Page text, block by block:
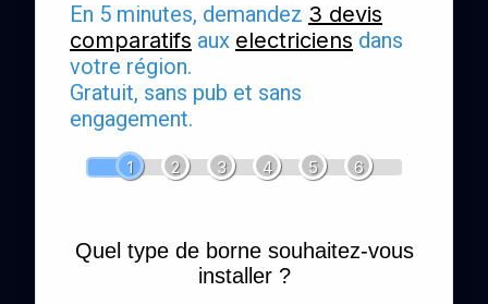
En 5 minutes, demandez 3 devis
comparatifs aux electriciens dans
votre région.
Gratuit, sans pub et sans
engagement.
1 2 3 4 5 6
Quel type de borne souhaitez-vous
installer ?